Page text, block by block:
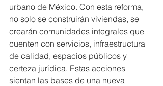
urbano de México. Con esta reforma,
no solo se construirán viviendas, se
crearán comunidades integrales que
cuenten con servicios, infraestructura
de calidad, espacios públicos y
certeza jurídica. Estas acciones
sientan las bases de una nueva